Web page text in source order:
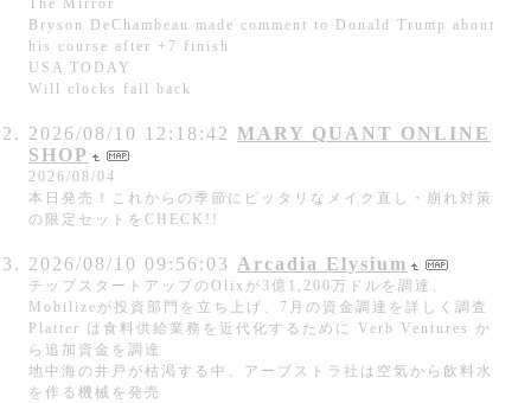
Bryson DeChambeau made comment to Donald Trump about
his course after +7 finish
USA TODAY
Will clocks fall back
2026/08/10 12:18:42 MARY QUANT ONLINE
SHOP
2026/08/04
本日発売！これからの季節にピッタリなメイク直し・崩れ対策
の限定セットをCHECK!!
2026/08/10 09:56:03 Arcadia Elysium
チップスタートアップのOlixが3億1,200万ドルを調達、
Mobilizeが投資部門を立ち上げ、7月の資金調達を詳しく調査
Platter は食料供給業務を近代化するために Verb Ventures か
ら追加資金を調達
地中海の井戸が枯渇する中、アーブストラ社は空気から飲料水
を作る機械を発売